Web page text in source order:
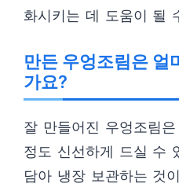
화시키는 데 도움이 될
만든 우엉조림은 얼
가요?
잘 만들어진 우엉조림
정도 신선하게 드실 수
담아 냉장 보관하는 것